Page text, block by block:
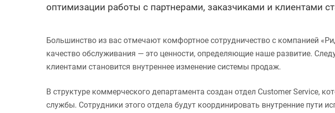
оптимизации работы с партнерами, заказчиками и клиентами
Большинство из вас отмечают комфортное сотрудничество с компанией
качество обслуживания — это ценности, определяющие наше развитие.
клиентами становится внутреннее изменение системы продаж.
В структуре коммерческого департамента создан отдел Customer Service,
службы. Сотрудники этого отдела будут координировать внутренние пути